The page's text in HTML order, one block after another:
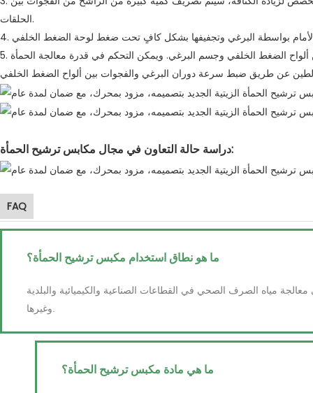
الحلقات.
5. يتم تفريغ كعكة الطين المجففة من الفجوات بين ألواح الضغط الخلفي وجسم البرغي. ويمكن التحكم في قدرة معالجة الحمأة
دراسة حالة التعاون في مجال مكابس ترشيح الحمأة:
FAQ
ما هو نطاق استخدام مكبس ترشيح الحمأة؟
مياه الصرف الصحي في القطاعات الصناعية والكيميائية والبلدية
ما هي مادة مكبس ترشيح الحمأة؟